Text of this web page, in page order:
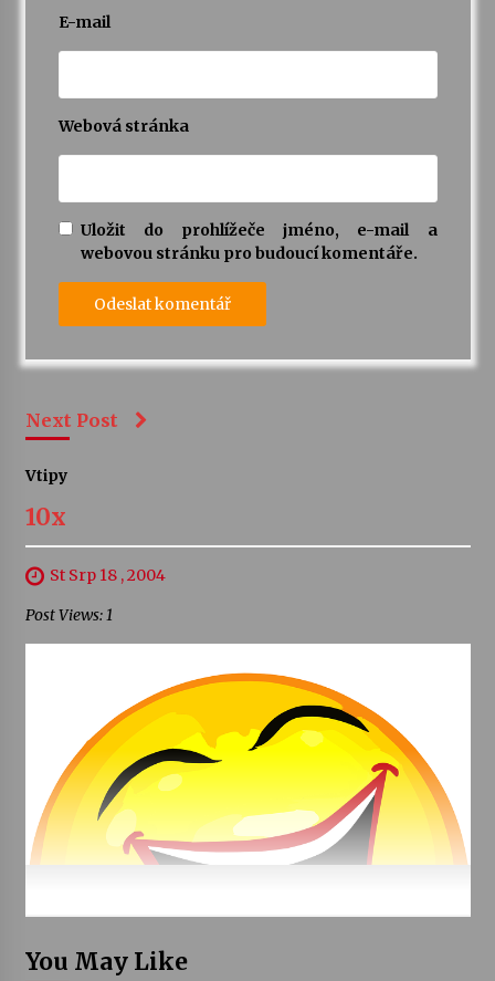
E-mail
Webová stránka
Uložit do prohlížeče jméno, e-mail a
webovou stránku pro budoucí komentáře.
Next Post
Vtipy
10x
St Srp 18 , 2004
Post Views: 1
You May Like